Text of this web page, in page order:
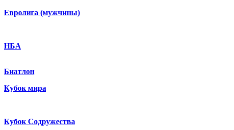
Евролига (мужчины)
НБА
Биатлон
Кубок мира
Кубок Содружества